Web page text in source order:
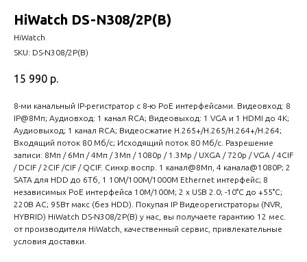
HiWatch DS-N308/2P(B)
HiWatch
SKU: DS-N308/2P(B)
15 990 р.
8-ми канальный IP-регистратор c 8-ю PoE интерфейсами. Видеовход: 8
IP@8Мп; Аудиовход: 1 канал RCA; Видеовыход: 1 VGA и 1 HDMI до 4К;
Аудиовыход; 1 канал RCA; Видеосжатие H.265+/H.265/H.264+/H.264;
Входящий поток 80 Мб/с; Исходящий поток 80 Мб/с. Разрешение
записи: 8Мп / 6Мп / 4Мп / 3Мп / 1080p / 1.3Mp / UXGA / 720p / VGA / 4CIF
/ DCIF / 2CIF /CIF / QCIF. Синхр.воспр. 1 канал@8Мп, 4 канала@1080P; 2
SATA для HDD до 6Тб, 1 10M/100M/1000M Ethernet интерфейс; 8
независимых PoE интерфейса 10M/100M; 2 х USB 2.0; -10°C до +55°C;
220В АC; 95Вт макс (без HDD). Покупая IP Видеорегистраторы (NVR,
HYBRID) HiWatch DS-N308/2P(B) у нас, вы получаете гарантию 12 мес.
от производителя HiWatch, качественный сервис, привлекательные
условия доставки.